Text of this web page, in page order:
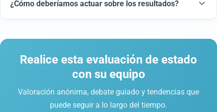
¿Cómo deberíamos actuar sobre los resultados?
Realice esta evaluación de estado
con su equipo
Valoración anónima, debate guiado y tendencias que
puede seguir a lo largo del tiempo.